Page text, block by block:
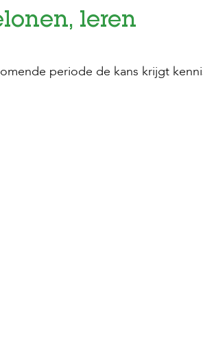
leren
periode de kans krijgt